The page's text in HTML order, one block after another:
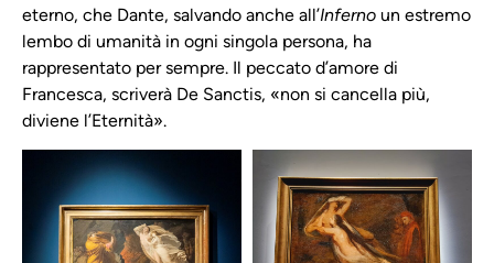
eterno, che Dante, salvando anche all’Inferno un estremo
lembo di umanità in ogni singola persona, ha
rappresentato per sempre. Il peccato d’amore di
Francesca, scriverà De Sanctis, «non si cancella più,
diviene l’Eternità».